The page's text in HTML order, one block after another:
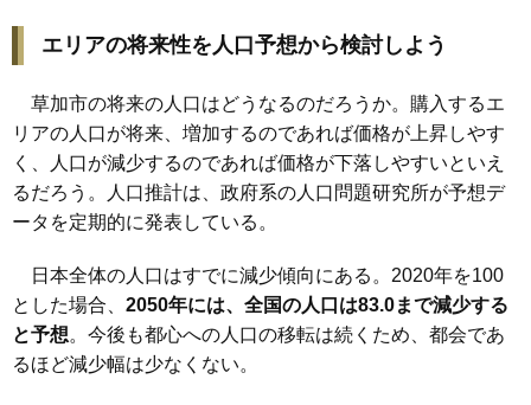
エリアの将来性を人口予想から検討しよう
草加市の将来の人口はどうなるのだろうか。購入するエ
リアの人口が将来、増加するのであれば価格が上昇しやす
く、人口が減少するのであれば価格が下落しやすいといえ
るだろう。人口推計は、政府系の人口問題研究所が予想デ
ータを定期的に発表している。
日本全体の人口はすでに減少傾向にある。2020年を100
とした場合、 2050年には、全国の人口は83.0まで減少する
と予想。今後も都心への人口の移転は続くため、都会であ
るほど減少幅は少なくない。